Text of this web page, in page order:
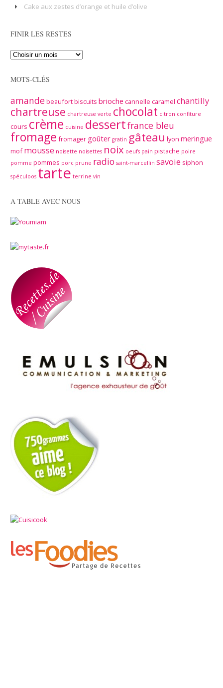
Cake aux zestes d’orange et huile d’olive
FINIR LES RESTES
MOTS-CLÉS
amandebeaufortbiscuits brioche cannelle caramel chantilly
chartreuse chartreuse verte chocolat citron confiture
cours crème cuisine dessertfrance bleu
fromage fromager goûter gratin gâteau lyon meringue
mof mousse noisette noisettes noix oeufs pain pistache poire
pomme pommes porc prune radio saint-marcellin savoie siphon
spéculoos tarte terrine vin
A TABLE AVEC NOUS